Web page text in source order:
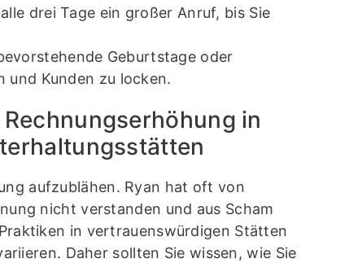
drei Tage ein großer Anruf, bis Sie
Geburtstage oder
und Kunden zu locken.
in
aufzublähen. Ryan hat oft von
nicht verstanden und aus Scham
in vertrauenswürdigen Stätten
Daher sollten Sie wissen, wie Sie